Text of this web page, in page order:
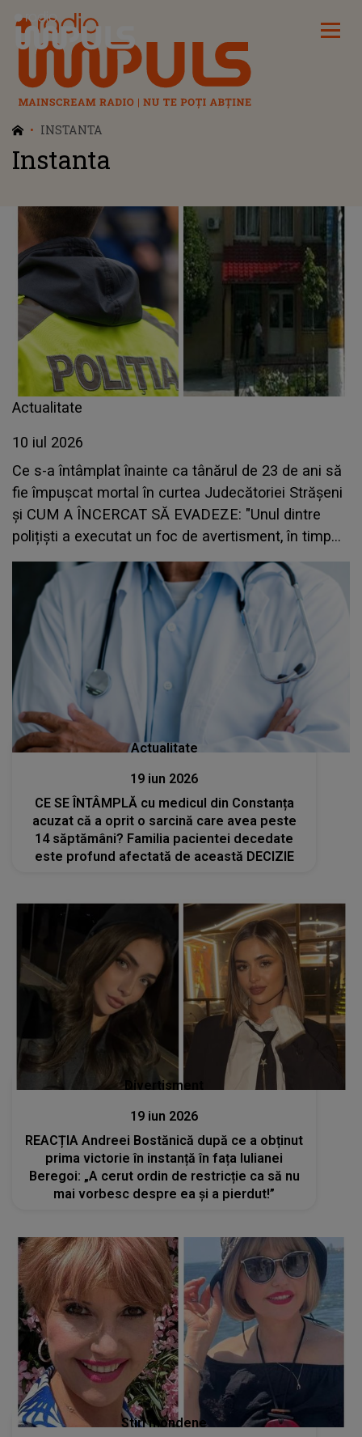
Radio Impuls
INSTANTA
Instanta
Actualitate
10 iul 2026
Ce s-a întâmplat înainte ca tânărul de 23 de ani să
fie împușcat mortal în curtea Judecătoriei Strășeni
și CUM A ÎNCERCAT SĂ EVADEZE: "Unul dintre
polițiști a executat un foc de avertisment, în timp
ce deținutul..."
Actualitate
19 iun 2026
CE SE ÎNTÂMPLĂ cu medicul din Constanța
acuzat că a oprit o sarcină care avea peste
14 săptămâni? Familia pacientei decedate
este profund afectată de această DECIZIE
Divertisment
19 iun 2026
REACȚIA Andreei Bostănică după ce a obținut
prima victorie în instanță în fața Iulianei
Beregoi: „A cerut ordin de restricție ca să nu
mai vorbesc despre ea și a pierdut!”
Stiri mondene